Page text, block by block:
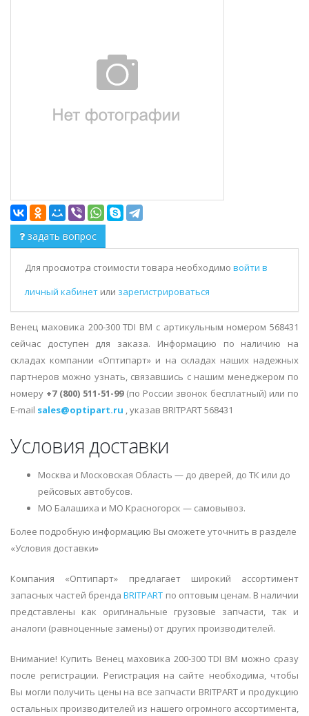
задать вопрос
Для просмотра стоимости товара необходимо войти в
личный кабинет или зарегистрироваться
Венец маховика 200-300 TDI BM с артикульным номером 568431
сейчас доступен для заказа. Информацию по наличию на
складах компании «Оптипарт» и на складах наших надежных
партнеров можно узнать, связавшись с нашим менеджером по
номеру +7 (800) 511-51-99(по России звонок бесплатный) или по
E-mail sales@optipart.ru , указав BRITPART 568431
Условия доставки
Москва и Московская Область — до дверей, до ТК или до
рейсовых автобусов.
МО Балашиха и МО Красногорск — самовывоз.
Более подробную информацию Вы сможете уточнить в разделе
«Условия доставки»
Компания «Оптипарт» предлагает широкий ассортимент
запасных частей брендаBRITPART по оптовым ценам. В наличии
представлены как оригинальные грузовые запчасти, так и
аналоги (равноценные замены) от других производителей.
Внимание! Купить Венец маховика 200-300 TDI BM можно сразу
после регистрации. Регистрация на сайте необходима, чтобы
Вы могли получить цены на все запчасти BRITPART и продукцию
остальных производителей из нашего огромного ассортимента,